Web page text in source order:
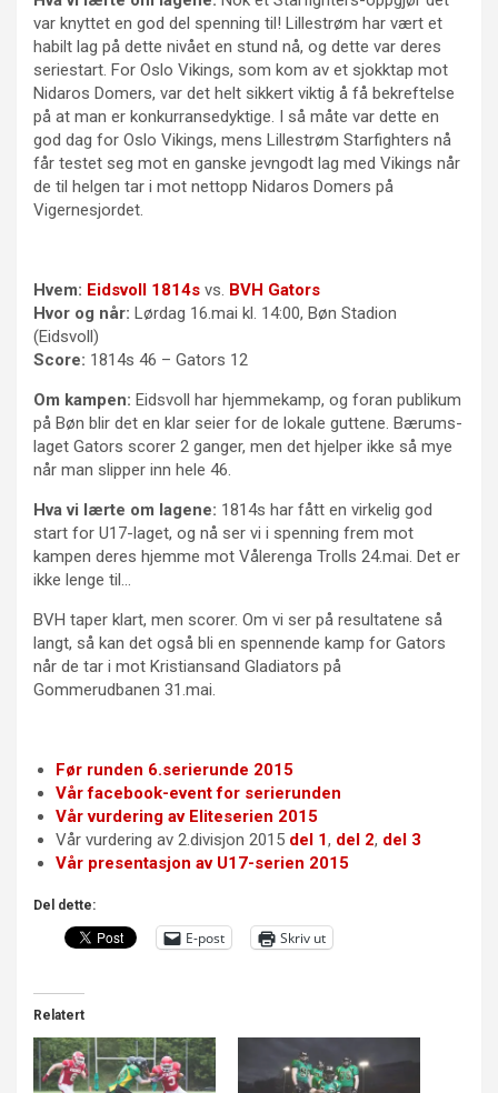
var knyttet en god del spenning til! Lillestrøm har vært et
habilt lag på dette nivået en stund nå, og dette var deres
seriestart. For Oslo Vikings, som kom av et sjokktap mot
Nidaros Domers, var det helt sikkert viktig å få bekreftelse
på at man er konkurransedyktige. I så måte var dette en
god dag for Oslo Vikings, mens Lillestrøm Starfighters nå
får testet seg mot en ganske jevngodt lag med Vikings når
de til helgen tar i mot nettopp Nidaros Domers på
Vigernesjordet.
Hvem: Eidsvoll 1814s vs. BVH Gators
Hvor og når: Lørdag 16.mai kl. 14:00, Bøn Stadion
(Eidsvoll)
Score: 1814s 46 – Gators 12
Om kampen: Eidsvoll har hjemmekamp, og foran publikum
på Bøn blir det en klar seier for de lokale guttene. Bærums-
laget Gators scorer 2 ganger, men det hjelper ikke så mye
når man slipper inn hele 46.
Hva vi lærte om lagene: 1814s har fått en virkelig god
start for U17-laget, og nå ser vi i spenning frem mot
kampen deres hjemme mot Vålerenga Trolls 24.mai. Det er
ikke lenge til…
BVH taper klart, men scorer. Om vi ser på resultatene så
langt, så kan det også bli en spennende kamp for Gators
når de tar i mot Kristiansand Gladiators på
Gommerudbanen 31.mai.
Før runden 6.serierunde 2015
Vår facebook-event for serierunden
Vår vurdering av Eliteserien 2015
Vår vurdering av 2.divisjon 2015 del 1, del 2, del 3
Vår presentasjon av U17-serien 2015
Del dette:
E-post Skriv ut
Relatert